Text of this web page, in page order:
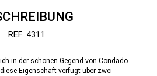
REF: 4311
in der schönen Gegend von Condado
Eigenschaft verfügt über zwei